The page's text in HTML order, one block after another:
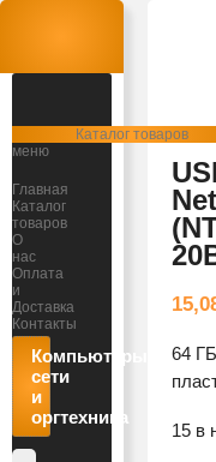
меню
Главная
Каталог
товаров
О
нас
Оплата
и
Доставка
Контакты
Компьютеры,
сети
и
оргтехника
Каталог товаров
64
15 в